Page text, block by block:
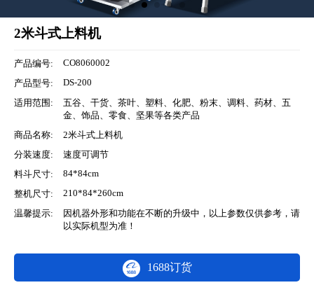
2米斗式上料机
产品编号:
CO8060002
产品型号:
DS-200
适用范围:
五谷、干货、茶叶、塑料、化肥、粉末、调料、药材、五
金、饰品、零食、坚果等各类产品
商品名称:
2米斗式上料机
分装速度:
速度可调节
料斗尺寸:
84*84cm
整机尺寸:
210*84*260cm
温馨提示:
因机器外形和功能在不断的升级中，以上参数仅供参考，请
以实际机型为准！
1688订货